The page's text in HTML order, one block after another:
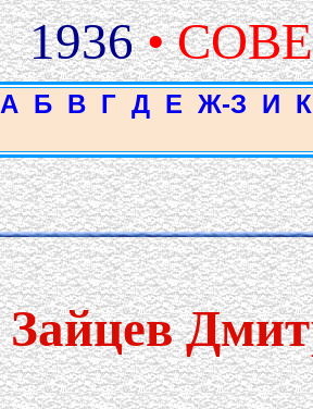
1936 •
А Б В Г Д Е Ж-З И К
Зайцев